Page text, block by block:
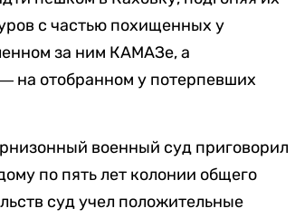
с частью похищенных у
за ним КАМАЗе, а
на отобранном у потерпевших
военный суд приговорил
по пять лет колонии общего
суд учел положительные